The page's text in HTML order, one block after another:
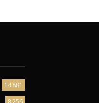
14.881
8.256